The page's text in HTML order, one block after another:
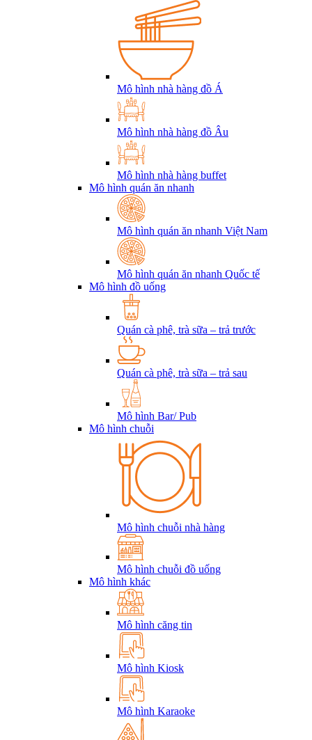
Mô hình nhà hàng đồ Á
Mô hình nhà hàng đồ Âu
Mô hình nhà hàng buffet
Mô hình quán ăn nhanh
Mô hình quán ăn nhanh Việt Nam
Mô hình quán ăn nhanh Quốc tế
Mô hình đồ uống
Quán cà phê, trà sữa – trả trước
Quán cà phê, trà sữa – trả sau
Mô hình Bar/ Pub
Mô hình chuỗi
Mô hình chuỗi nhà hàng
Mô hình chuỗi đồ uống
Mô hình khác
Mô hình căng tin
Mô hình Kiosk
Mô hình Karaoke